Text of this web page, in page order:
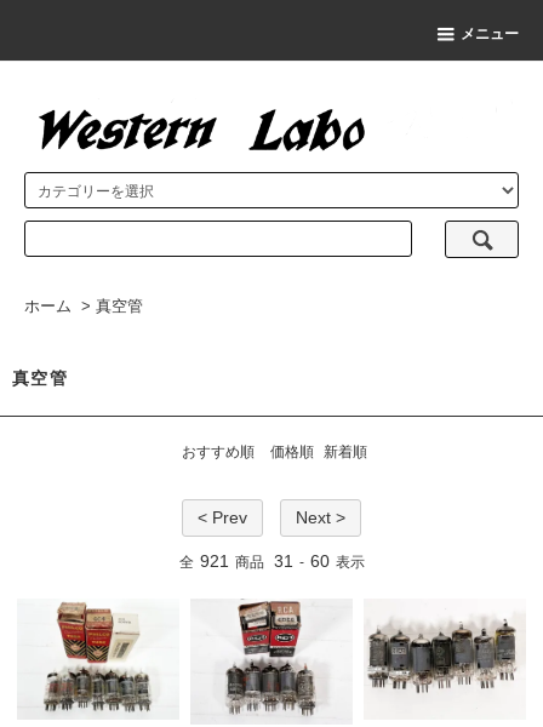
メニュー
ホーム > 真空管
真空管
おすすめ順 価格順 新着順
< Prev Next >
全 921 商品 31 - 60 表示